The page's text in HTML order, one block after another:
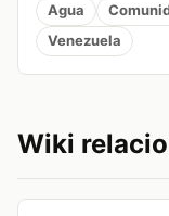
Agua
Venezuela
Wiki